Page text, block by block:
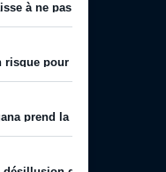
à ne pas respecter ses
risque pour son image, il
prend la place de